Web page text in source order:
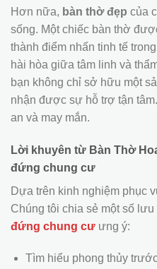
Hơn nữa, bàn thờ đẹp của
sống. Một chiếc bàn thờ
thành điểm nhấn tinh tế
hài hòa giữa tâm linh và
bạn không chỉ sở hữu một
nhận được sự hỗ trợ tận
an và may mắn.
Lời khuyên từ Bàn Thờ
đứng chung cư
Dựa trên kinh nghiệm phục
Chúng tôi chia sẻ một số
đứng chung cư ưng ý:
Tìm hiểu phong thủy